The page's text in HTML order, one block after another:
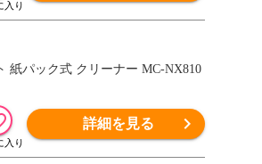
紙パック式 クリーナー MC-NX810
詳細を見る